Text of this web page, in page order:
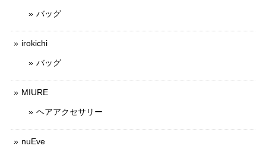
バッグ
irokichi
バッグ
MIURE
ヘアアクセサリー
nuEve